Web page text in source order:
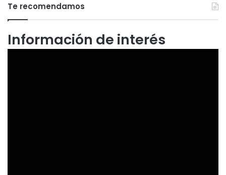
Te recomendamos
Información de interés